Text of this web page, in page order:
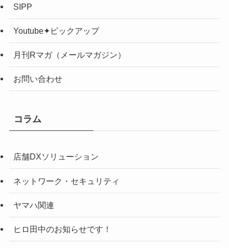
SIPP
Youtube✦ピックアップ
月刊Rマガ（メールマガジン）
お問い合わせ
コラム
店舗DXソリューション
ネットワーク・セキュリティ
ヤマハ関連
ヒロ田中のお知らせです！